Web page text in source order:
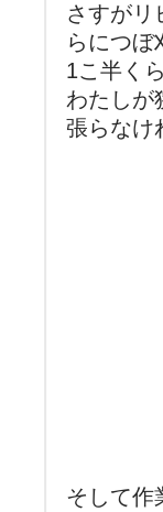
さすがリ
らにつ
1こ半く
わたしが
張らなけ
そして作